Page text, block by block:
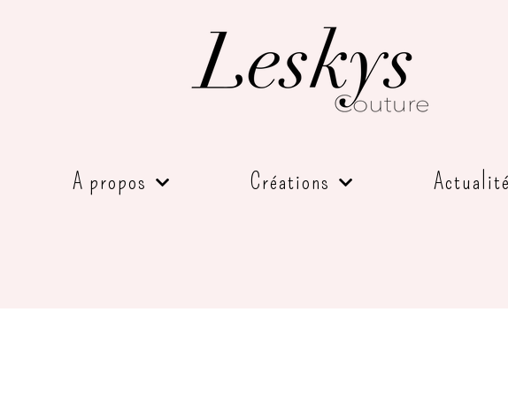
A propos Créations